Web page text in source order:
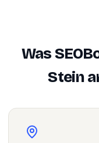
Was
Stein